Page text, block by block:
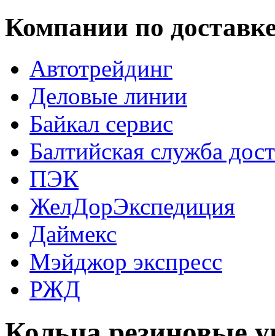
Компании по
Автотрейдинг
Деловые линии
Байкал сервис
Балтийская служба
ПЭК
ЖелДорЭкспедиция
Даймекс
Мэйджор экспресс
РЖД